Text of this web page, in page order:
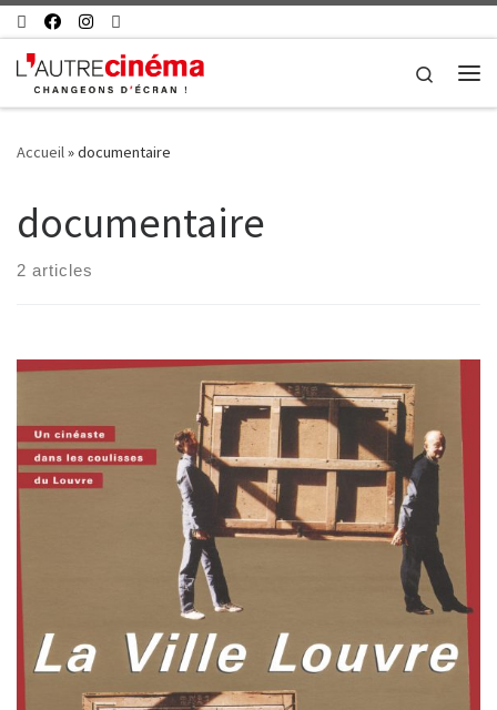
Skip to content
Search
Accueil»documentaire
documentaire
2 articles